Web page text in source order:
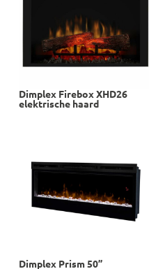
Dimplex Firebox XHD26
elektrische haard
Dimplex Prism 50”